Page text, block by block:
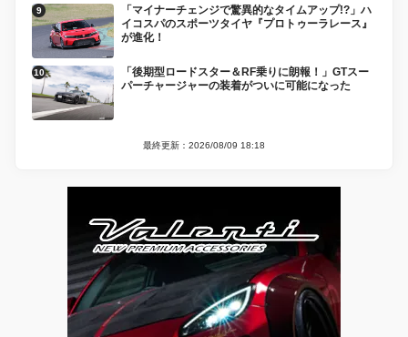
「マイナーチェンジで驚異的なタイムアップ!?」ハ
イコスパのスポーツタイヤ『プロトゥーラレース』
が進化！
「後期型ロードスター＆RF乗りに朗報！」GTスー
パーチャージャーの装着がついに可能になった
最終更新：2026/08/09 18:18